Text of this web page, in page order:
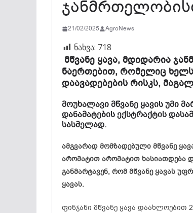
21/02/2025 AgroNews
ნახვა: 718
მწვანე ყავა, მდიდარია
ნაერთებით, რომელიც ხელს
დაავადებების რისკს,
მოუხალავი მწვანე ყავის უმი
დანამატების ექსტრაქტის
სასმელად.
ამგვარად მომზადებული მწვანე
არომატით არომატით ხასიათდება
განმარტავენ, რომ მწვანე ყავას
ყავას.
ფინჯანი მწვანე ყავა დაახლოებით